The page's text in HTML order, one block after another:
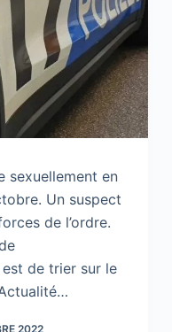
sexuellement en
Un suspect
de l’ordre.
de trier sur le
2022